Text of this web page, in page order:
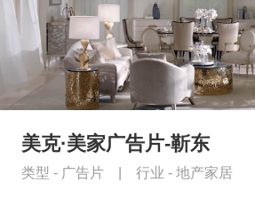
美克·美家广告片-靳东
类型 - 广告片 行业 - 地产家居